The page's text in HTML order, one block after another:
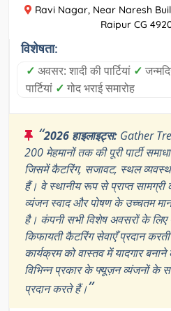
Ravi Nagar, Near Naresh
Raipur CG
विशेषता:
✓ अवसर: शादी की पार्टियां ✓
पार्टियां ✓ गोद भराई समारोह
“2026 हाइलाइट्स: Gather
200 मेहमानों तक की पूरी पार्टी
जिसमें कैटरिंग, सजावट, स्थल
हैं। वे स्थानीय रूप से प्राप्त
व्यंजन स्वाद और पोषण के उच्चतम
है। कंपनी सभी विशेष अवसरों के
किफायती कैटरिंग सेवाएँ प्रदान
कार्यक्रम को वास्तव में यादगार
विभिन्न प्रकार के फ्यूज़न व्यंजनों के
प्रदान करते हैं।”